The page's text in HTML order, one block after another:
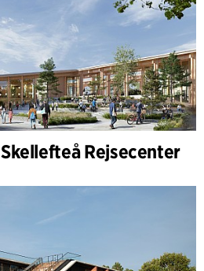
Skellefteå Rejsecenter